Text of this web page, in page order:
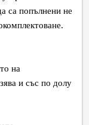
са попълнени не
на
и със по долу